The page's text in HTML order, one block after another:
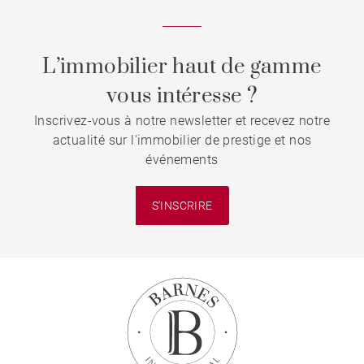
L’immobilier haut de gamme
vous intéresse ?
Inscrivez-vous à notre newsletter et recevez notre
actualité sur l'immobilier de prestige et nos
événements
S'INSCRIRE